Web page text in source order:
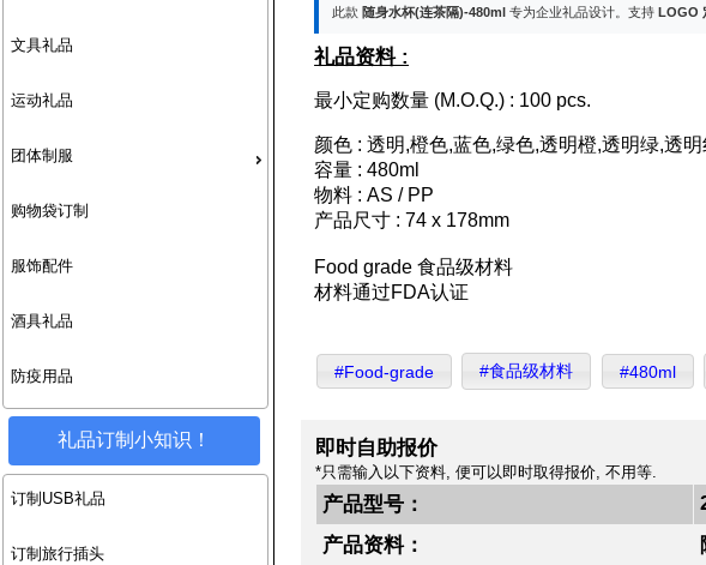
文具礼品
运动礼品
团体制服
购物袋订制
服饰配件
酒具礼品
防疫用品
礼品订制小知识！
订制USB礼品
订制旅行插头
此款 随身水杯(连茶隔)-480ml 专为企业礼品设计。支持LOGO
礼品资料 :
最小定购数量 (M.O.Q.) : 100 pcs.
颜色 : 透明,橙色,蓝色,绿色,透明橙,透明绿,透
容量 : 480ml
物料 : AS / PP
产品尺寸 : 74 x 178mm
Food grade 食品级材料
材料通过FDA认证
#Food-grade #食品级材料 #480ml
即时自助报价
*只需输入以下资料, 便可以即时取得报价, 不用等.
产品型号：
产品资料：